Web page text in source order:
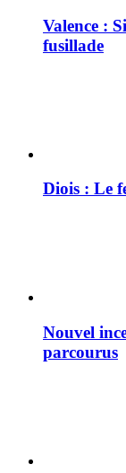
Valence :
fusillade
Diois : Le
Nouvel
parcourus